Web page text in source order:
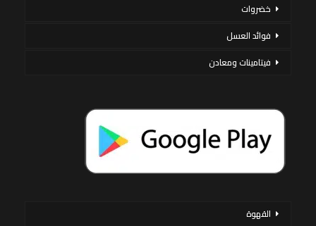
خضروات
فوائد العسل
فيتامينات ومعادن
القهوة